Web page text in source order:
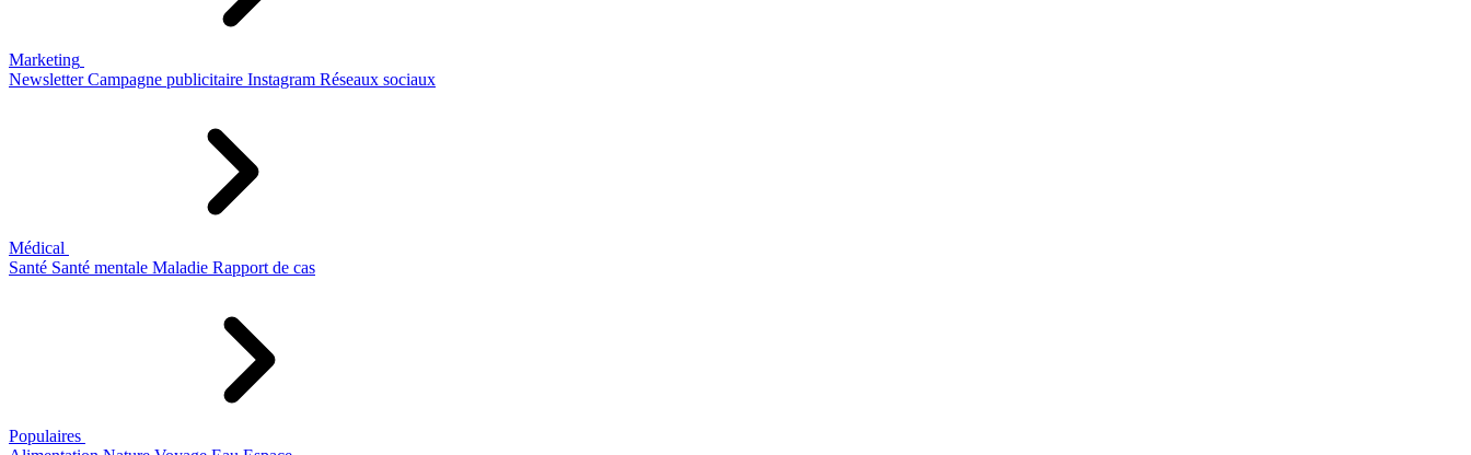
Marketing
Newsletter Campagne publicitaire Instagram Réseaux sociaux
Médical
Santé Santé mentale Maladie Rapport de cas
Populaires